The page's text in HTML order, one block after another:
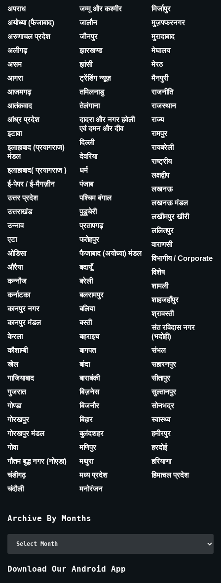
अपराध
अयोध्या (फैजाबाद)
अरुणाचल प्रदेश
अलीगढ़
असम
आगरा
आजमगढ़
आतंकवाद
आंध्र प्रदेश
इटावा
इलाहाबाद (प्रयागराज)
मंडल
इलाहाबाद( प्रयागराज )
ई-पेपर / ई-मैगज़ीन
उत्तर प्रदेश
उत्तराखंड
उन्नाव
एटा
ओडिसा
औरैया
कन्नौज
कर्नाटका
कानपुर नगर
कानपुर मंडल
केरला
कौशाम्बी
खेल
गाजियाबाद
गुजरात
गोण्डा
गोरखपुर
गोरखपुर मंडल
गोवा
गौतम बुद्ध नगर (नोएडा)
चंडीगढ़
चंदौली
जम्मू और कश्मीर
जालौन
जौनपुर
झारखण्ड
झांसी
ट्रेंडिंग न्यूज़
तमिलनाडु
तेलंगाना
दादरा और नगर हवेली
एवं दमन और दीव
दिल्ली
देवरिया
धर्म
पंजाब
पश्चिम बंगाल
पुडुचेरी
प्रतापगढ़
फतेहपुर
फैजाबाद (अयोध्या) मंडल
बदायूँ
बरेली
बलरामपुर
बलिया
बस्ती
बहराइच
बागपत
बांदा
बाराबंकी
बिज़नेस
बिजनौर
बिहार
बुलंदशहर
मणिपुर
मथुरा
मध्य प्रदेश
मनोरंजन
मिर्जापुर
मुज़फ्फरनगर
मुरादाबाद
मेघालय
मेरठ
मैनपुरी
राजनीति
राजस्थान
राज्य
रामपुर
रायबरेली
राष्ट्रीय
लक्षद्वीप
लखनऊ
लखनऊ मंडल
लखीमपुर खीरी
ललितपुर
वाराणसी
विभागीय / Corporate
विशेष
शामली
शाहजहाँपुर
श्रावस्ती
संत रविदास नगर
(भदोही)
संभल
सहारनपुर
सीतापुर
सुल्तानपुर
सोनभद्र
स्वास्थ्य
हमीरपुर
हरदोई
हरियाणा
हिमाचल प्रदेश
Archive By Months
Archive
Download Our Android App